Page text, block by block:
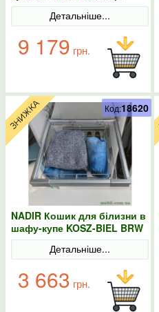
Детальніше...
9 179 грн.
NADIR Кошик для білизни в
шафу-купе KOSZ-BIEL BRW
Польща
Детальніше...
3 663 грн.
Код:18620